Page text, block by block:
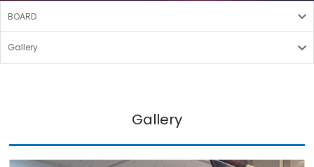
BOARD
Gallery
Gallery